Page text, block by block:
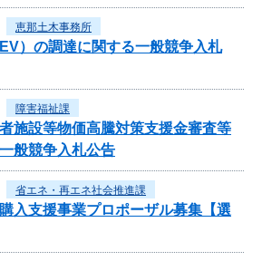
恵那土木事務所
）の調達に関する一般競争入札
障害福祉課
施設等物価高騰対策支援金審査等
般競争入札公告
省エネ・再エネ社会推進課
入支援事業プロポーザル募集【選